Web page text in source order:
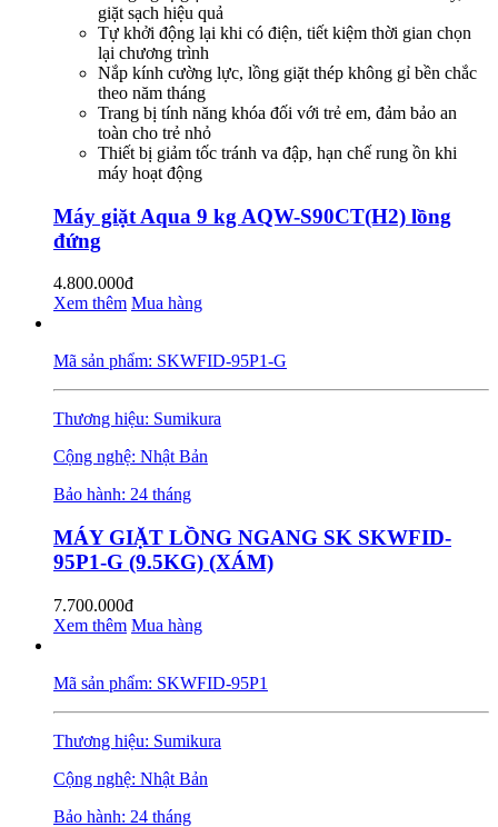
giặt sạch hiệu quả
Tự khởi động lại khi có điện, tiết kiệm thời gian chọn
lại chương trình
Nắp kính cường lực, lồng giặt thép không gỉ bền chắc
theo năm tháng
Trang bị tính năng khóa đối với trẻ em, đảm bảo an
toàn cho trẻ nhỏ
Thiết bị giảm tốc tránh va đập, hạn chế rung ồn khi
máy hoạt động
Máy giặt Aqua 9 kg AQW-S90CT(H2) lồng
đứng
4.800.000đ
Xem thêm Mua hàng
Mã sản phẩm: SKWFID-95P1-G
Thương hiệu: Sumikura
Cộng nghệ: Nhật Bản
Bảo hành: 24 tháng
MÁY GIẶT LỒNG NGANG SK SKWFID-
95P1-G (9.5KG) (XÁM)
7.700.000đ
Xem thêm Mua hàng
Mã sản phẩm: SKWFID-95P1
Thương hiệu: Sumikura
Cộng nghệ: Nhật Bản
Bảo hành: 24 tháng